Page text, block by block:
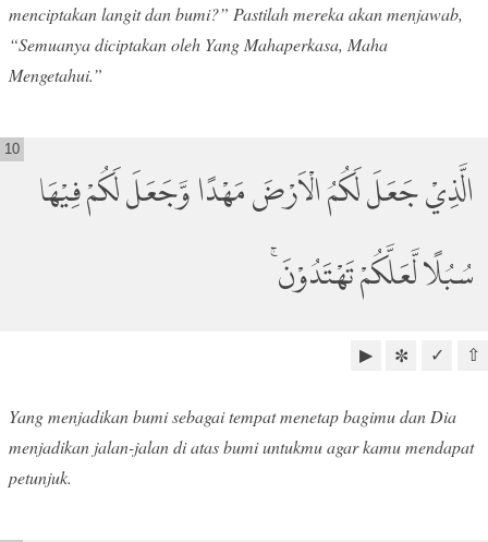
menciptakan langit dan bumi?” Pastilah mereka akan menjawab,
“Semuanya diciptakan oleh Yang Mahaperkasa, Maha
Mengetahui.”
الَّذِيْ جَعَلَ لَكُمُ الْاَرْضَ مَهْدًا وَّجَعَلَ لَكُمْ فِيْهَا
سُبُلًا لَّعَلَّكُمْ تَهْتَدُوْنَ ۚ
10
⇧
✓
✼
▶
Yang menjadikan bumi sebagai tempat menetap bagimu dan Dia
menjadikan jalan-jalan di atas bumi untukmu agar kamu mendapat
petunjuk.